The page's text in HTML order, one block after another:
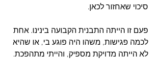
סיכוי שאחזור לכאן.
פעם זו הייתה התבנית הקבועה בינינו. אחת
לכמה פגישות, משהו היה פוגע בי, או שהיא
לא הייתה מדויקת מספיק, והייתי מתהפכת.